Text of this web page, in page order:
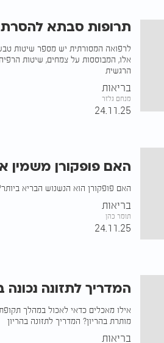
תרופות סבתא
לרפואה המסורתית יש מספר שיטות
אלו, המבוססות על צמחים, שיטות
הרגשית
בריאות
מנחם גלזר
24.11.25
האם פופקורן משמין
האם פופקורן הוא הנשנוש הבריא
בריאות
תומר כהן
24.11.25
המדריך לתזונה נכונה
אילו מאכלים כדאי לאכול במהלך
מותרת בהריון? המדריך לתזונה בהריון
בריאות